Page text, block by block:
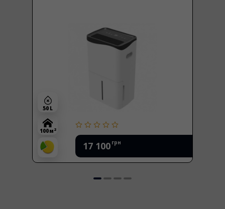
17 100 грн
50 L
100 м 2